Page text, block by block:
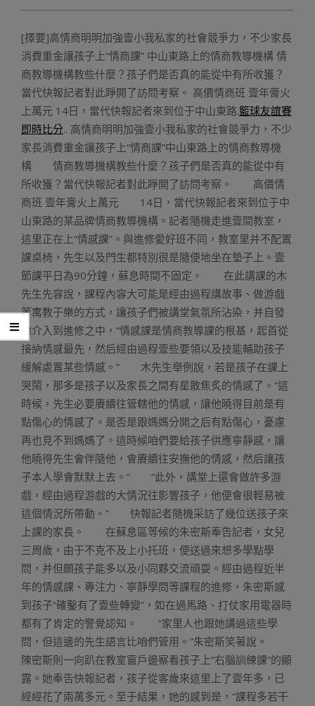
[擇要]高情商明明加強壹小我私家的社會競爭力，不少家長
消費重金讓孩子上“情商課” 中山東路上的情商教導機構 情
商教導機構教些什麼？孩子們是否真的能從中有所收獲？
當代快報記者對此睜開了訪問考察。 高價情商班 壹年膏火
上萬元 14日，當代快報記者來到位于中山東路.籃球友誼賽
即時比分.. 高情商明明加強壹小我私家的社會競爭力，不少
家長消費重金讓孩子上“情商課”中山東路上的情商教導機
構 情商教導機構教些什麼？孩子們是否真的能從中有
所收獲？當代快報記者對此睜開了訪問考察。 高價情
商班 壹年膏火上萬元 14日，當代快報記者來到位于中
山東路的某品牌情商教導機構。記者隨機走進壹間教室，
這里正在上“情感課”。與進修愛好班不同，教室里并不配置
課桌椅，先生以及門生都特別很是隨便地坐在墊子上。壹
節課平日為90分鐘，蘇息時間不固定。 在此講課的木
先生先容說，課程內容大可能是經由過程講故事、做游戲
等寓教于樂的方式，讓孩子們被講堂氣氛所沾染，并自發
地介入到進修之中，“情感課是情商教導課的根基，起首從
接納情感最先，然后經由過程壹些要領以及技能輔助孩子
緩解處置某些情感。” 木先生舉例說，若是孩子在課上
哭鬧，那多是孩子以及家長之間有星散焦炙的情感了。“這
時候，先生必要賡續往管轄他的情感，讓他曉得目前是有
點傷心的情感了。是否是跟媽媽分開之后有點傷心，憂慮
再也見不到媽媽了。這時候咱們要給孩子供應寧靜感，讓
他曉得先生會伴隨他，會賡續往安撫他的情感，然后讓孩
子本人學會默默上去。” “此外，講堂上還會做許多游
戲，經由過程游戲的大情況往影響孩子，他便會很輕易被
這個情況所帶動。” 快報記者隨機采訪了幾位送孩子來
上課的家長。 在蘇息區等候的朱密斯奉告記者，女兒
三周歲，由于不克不及上小托班，便送過來想多學點學
問，并但願孩子能多以及小同夥交流頑耍。經由過程近半
年的情感課、專注力、寧靜學問等課程的進修，朱密斯感
到孩子“確鑿有了壹些轉變”，如在過馬路、打仗家用電器時
都有了肯定的警覺認知。 “家里人也跟她講過這些學
問，但這邊的先生語言比咱們管用。”朱密斯笑著說。
陳密斯則一向趴在教室窗戶邊察看孩子上“右腦訓練課”的顯
露。她奉告快報記者，孩子從客歲來這里上了壹年多，已
經經花了兩萬多元。至于結果，她的感到是，“課程多若干